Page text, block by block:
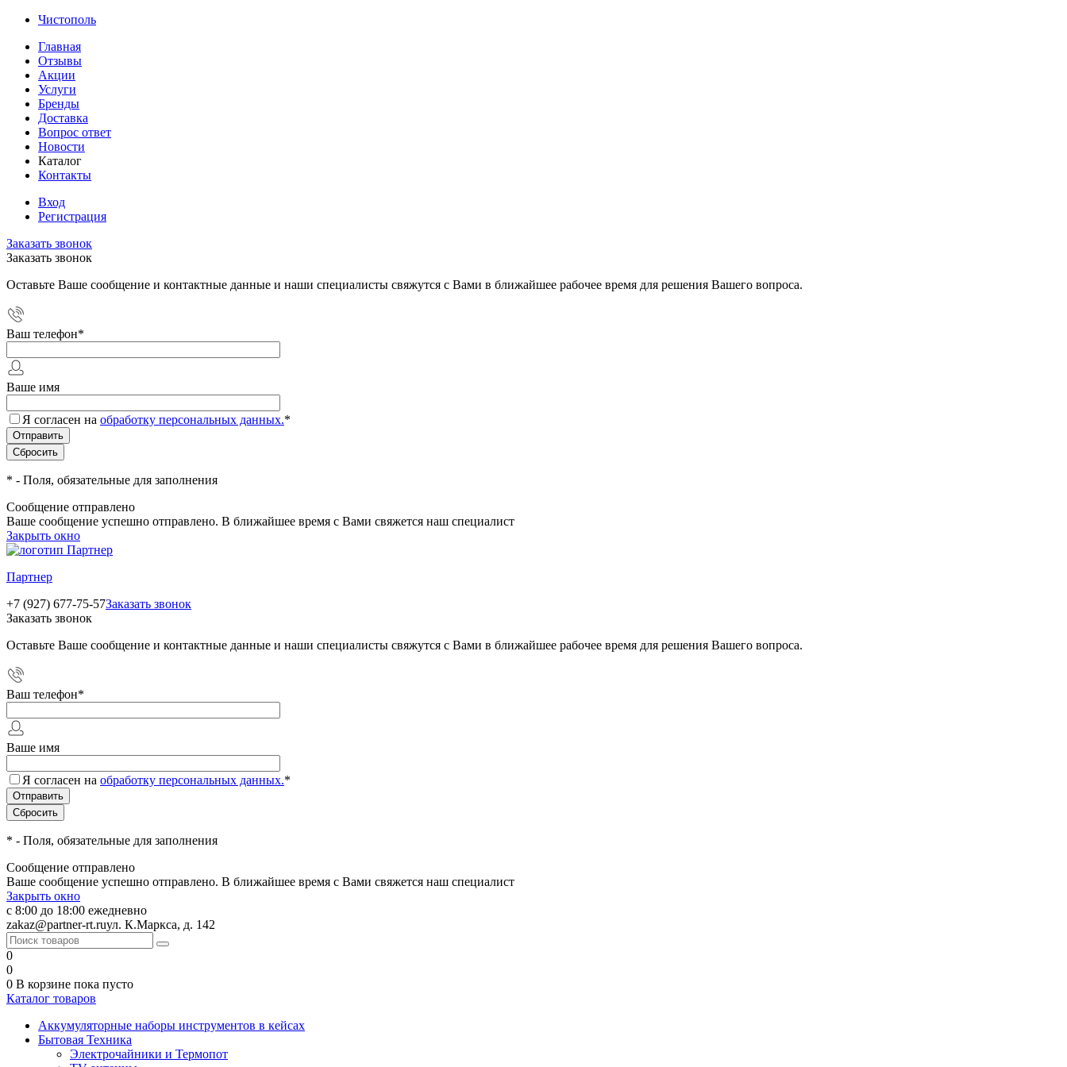
Чистополь
Главная
Отзывы
Акции
Услуги
Бренды
Доставка
Вопрос ответ
Новости
Каталог
Контакты
Вход
Регистрация
Заказать звонок
Заказать звонок
Оставьте Ваше сообщение и контактные данные и наши специалисты свяжутся с Вами в ближайшее рабочее время для решения Вашего вопроса.
Ваш телефон*
Ваше имя
Я согласен на обработку персональных данных.*
* - Поля, обязательные для заполнения
Сообщение отправлено
Ваше сообщение успешно отправлено. В ближайшее время с Вами свяжется наш специалист
Закрыть окно
Партнер
+7 (927) 677-75-57Заказать звонок
Заказать звонок
Оставьте Ваше сообщение и контактные данные и наши специалисты свяжутся с Вами в ближайшее рабочее время для решения Вашего вопроса.
Ваш телефон*
Ваше имя
Я согласен на обработку персональных данных.*
* - Поля, обязательные для заполнения
Сообщение отправлено
Ваше сообщение успешно отправлено. В ближайшее время с Вами свяжется наш специалист
Закрыть окно
с 8:00 до 18:00 ежедневно
zakaz@partner-rt.ruул. К.Маркса, д. 142
0
0
0 В корзине пока пусто
Каталог товаров
Аккумуляторные наборы инструментов в кейсах
Бытовая Техника
Электрочайники и Термопот